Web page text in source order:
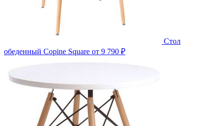
Стол
обеденный Copine Square от 9 790 ₽